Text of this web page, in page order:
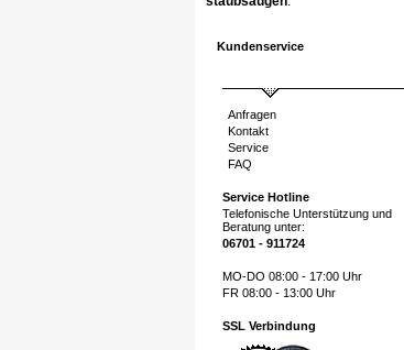
Kundenservice
Anfragen
Kontakt
Service
FAQ
Service Hotline
Telefonische Unterstützung und
Beratung unter:
06701 - 911724
MO-DO 08:00 - 17:00 Uhr
FR 08:00 - 13:00 Uhr
SSL Verbindung